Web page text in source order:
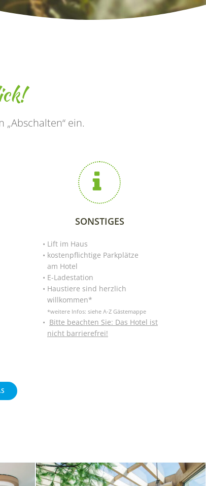
ein.
SONSTIGES
Lift im Haus
kostenpflichtige Parkplätze
am Hotel
E-Ladestation
Haustiere sind herzlich
willkommen*
*weitere Infos: siehe A-Z Gästemappe
Bitte beachten Sie: Das Hotel ist
nicht barrierefrei!